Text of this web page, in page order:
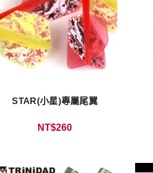
STAR(小星)專屬尾翼
NT$260